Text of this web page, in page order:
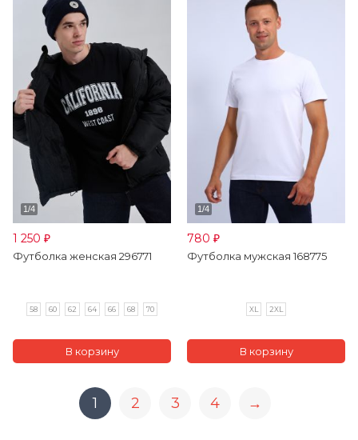
1 250 ₽
Футболка женская 296771
58 60 62 64 66 68 70
780 ₽
Футболка мужская 168775
XL 2XL
1 2 3 4 →